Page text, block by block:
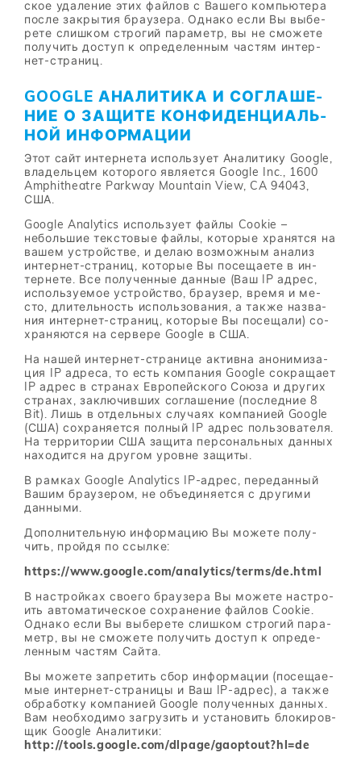
ское уда­ле­ние этих фай­лов с Ва­ше­го ком­пью­те­ра
по­сле за­кры­тия бра­у­зе­ра. Од­на­ко если Вы вы­бе­
ре­те слиш­ком стро­гий па­ра­метр, вы не смо­же­те
по­лу­чить до­ступ к опре­де­лен­ным ча­стям ин­тер­
нет-стра­ниц.
GOOGLE АНА­ЛИ­ТИ­КА И СО­ГЛА­ШЕ­
НИЕ О ЗА­ЩИ­ТЕ КОН­ФИ­ДЕН­ЦИ­АЛЬ­
НОЙ ИН­ФОР­МА­ЦИИ
Этот сайт ин­тер­не­та ис­поль­зу­ет Ана­ли­ти­ку Google,
вла­дель­цем ко­то­ро­го яв­ля­ет­ся Google Inc., 1600
Amphitheatre Parkway Mountain View, CA 94043,
США.
Google Analytics ис­поль­зу­ет фай­лы Cookie –
неболь­шие тек­сто­вые фай­лы, ко­то­рые хра­нят­ся на
ва­шем устрой­стве, и де­лаю воз­мож­ным ана­лиз
ин­тер­нет-стра­ниц, ко­то­рые Вы по­се­ща­е­те в ин­
тер­не­те. Все по­лу­чен­ные дан­ные (Ваш IP ад­рес,
ис­поль­зу­е­мое устрой­ство, бра­у­зер, вре­мя и ме­
сто, дли­тель­ность ис­поль­зо­ва­ния, а та­к­же на­зва­
ния ин­тер­нет-стра­ниц, ко­то­рые Вы по­се­ща­ли) со­
хра­ня­ют­ся на сер­ве­ре Google в США.
На на­шей ин­тер­нет-стра­ни­це ак­тив­на ано­ни­ми­за­
ция IP ад­ре­са, то есть ком­па­ния Google со­кра­ща­ет
IP ад­рес в стра­нах Ев­ро­пей­ско­го Со­ю­за и дру­гих
стра­нах, за­клю­чив­ших со­гла­ше­ние (по­след­ние 8
Bit). Лишь в от­дель­ных слу­ча­ях ком­па­ни­ей Google
(США) со­хра­ня­ет­ся пол­ный IP ад­рес поль­зо­ва­те­ля.
На тер­ри­то­рии США за­щи­та пер­со­наль­ных дан­ных
на­хо­дит­ся на дру­гом уровне за­щи­ты.
В рам­ках Google Analytics IP-ад­рес, пе­ре­дан­ный
Ва­шим бра­у­зе­ром, не объ­еди­ня­ет­ся с дру­ги­ми
дан­ны­ми.
До­пол­ни­тель­ную ин­фор­ма­цию Вы мо­же­те по­лу­
чить, прой­дя по ссыл­ке:
https://​www.google.com/​analytics/​terms/​de.html
В на­строй­ках сво­е­го бра­у­зе­ра Вы мо­же­те на­стро­
ить ав­то­ма­ти­че­ское со­хра­не­ние фай­лов Cookie.
Од­на­ко если Вы вы­бе­ре­те слиш­ком стро­гий па­ра­
метр, вы не смо­же­те по­лу­чить до­ступ к опре­де­
лен­ным ча­стям Сай­та.
Вы мо­же­те за­пре­тить сбор ин­фор­ма­ции (по­се­ща­е­
мые ин­тер­нет-стра­ни­цы и Ваш IP-ад­рес), а та­к­же
об­ра­бот­ку ком­па­ни­ей Google по­лу­чен­ных дан­ных.
Вам необ­хо­ди­мо за­гру­зить и уста­но­вить бло­ки­ров­
щик Google Ана­ли­ти­ки:
http://​tools.google.com/​dlpage/​gaoptout?hl=de